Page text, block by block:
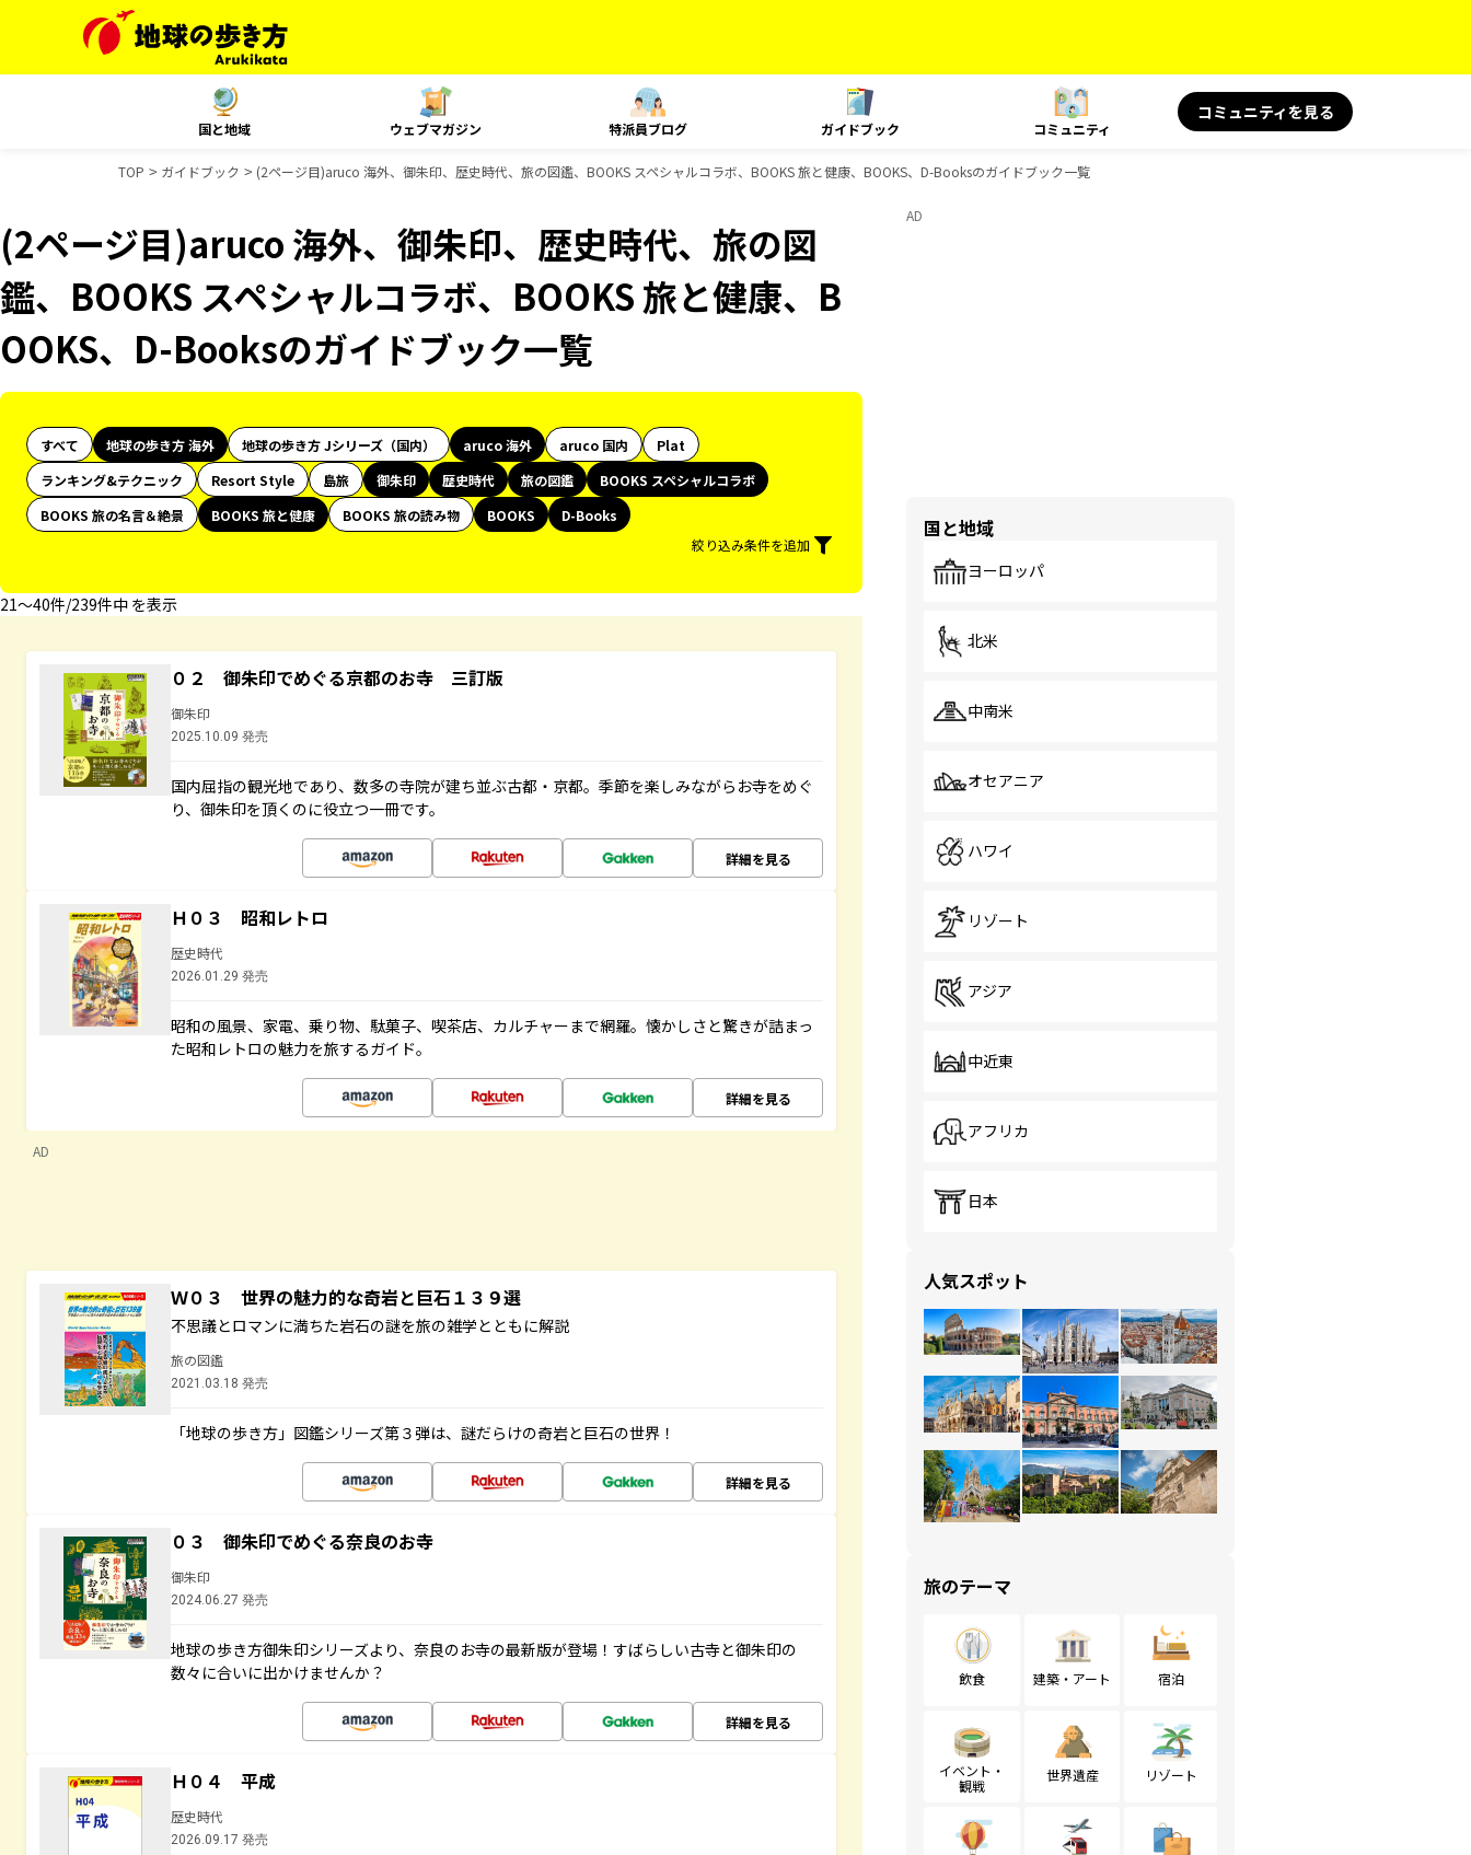
国と地域 ウェブマガジン 特派員ブログ ガイドブック コミュニティ
コミュニティを見る
TOP ガイドブック (2ページ目)aruco 海外、御朱印、歴史時代、旅の図鑑、BOOKS スペシャルコラボ、BOOKS 旅と健康、BOOKS、D-Booksのガイドブック一覧
(2ページ目)aruco 海外、御朱印、歴史時代、旅の図
鑑、BOOKS スペシャルコラボ、BOOKS 旅と健康、B
OOKS、D-Booksのガイドブック一覧
すべて 地球の歩き方 海外 地球の歩き方 Jシリーズ（国内） aruco 海外 aruco 国内
Plat
ランキング&テクニック
Resort Style 島旅 御朱印 歴史時代 旅の図鑑
BOOKS スペシャルコラボ
BOOKS 旅の名言＆絶景
BOOKS 旅と健康 BOOKS 旅の読み物 BOOKS
D-Books
絞り込み条件を追加
21〜40件/239件中 を表示
０２ 御朱印でめぐる京都のお寺 三訂版
御朱印
2025.10.09 発売
国内屈指の観光地であり、数多の寺院が建ち並ぶ古都・京都。季節を楽しみながらお寺をめぐ
り、御朱印を頂くのに役立つ一冊です。
詳細を見る
Ｈ０３ 昭和レトロ
歴史時代
2026.01.29 発売
昭和の風景、家電、乗り物、駄菓子、喫茶店、カルチャーまで網羅。懐かしさと驚きが詰まっ
た昭和レトロの魅力を旅するガイド。
詳細を見る
AD
Ｗ０３ 世界の魅力的な奇岩と巨石１３９選
不思議とロマンに満ちた岩石の謎を旅の雑学とともに解説
旅の図鑑
2021.03.18 発売
「地球の歩き方」図鑑シリーズ第３弾は、謎だらけの奇岩と巨石の世界！
詳細を見る
０３ 御朱印でめぐる奈良のお寺
御朱印
2024.06.27 発売
地球の歩き方御朱印シリーズより、奈良のお寺の最新版が登場！すばらしい古寺と御朱印の
数々に合いに出かけませんか？
詳細を見る
Ｈ０４ 平成
歴史時代
2026.09.17 発売
AD
国と地域
ヨーロッパ
北米
中南米
オセアニア
ハワイ
リゾート
アジア
中近東
アフリカ
日本
人気スポット
旅のテーマ
飲食 建築・アート 宿泊
イベント・
観戦
世界遺産 リゾート